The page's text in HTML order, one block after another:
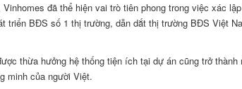
đã thể hiện vai trò tiên phong trong việc xác
BĐS số 1 thị trường, dẫn dắt thị trường BĐS Việt
thừa hưởng hệ thống tiện ích tại dự án cũng trở thành
minh của người Việt.